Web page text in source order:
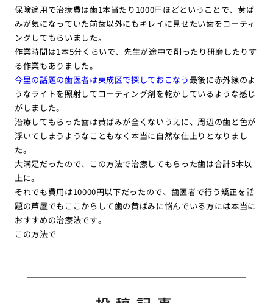
保険適用で治療費は歯1本当たり1000円ほどということで、黄ば
みが気になっていた前歯以外にもキレイに見せたい歯をコーティ
ングしてもらいました。
作業時間は1本5分くらいで、先生が途中で削ったり研磨したりす
る作業もありました。
今里の話題の歯医者は東成区で探しておこなう最後に赤外線のよ
うなライトを照射してコーティング剤を乾かしているような感じ
がしました。
治療してもらった歯は黄ばみが全くないうえに、周辺の歯と色が
浮いてしまうようなこともなく本当に自然な仕上りとなりまし
た。
大満足だったので、この方法で治療してもらった歯は合計5本以
上に。
それでも費用は10000円以下だったので、歯医者で行う矯正を話
題の芦屋でもここからして歯の黄ばみに悩んでいる方には本当に
おすすめの治療法です。
この方法で